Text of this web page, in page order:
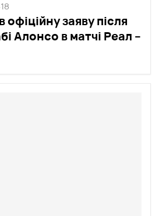
офіційну заяву після
Алонсо в матчі Реал –